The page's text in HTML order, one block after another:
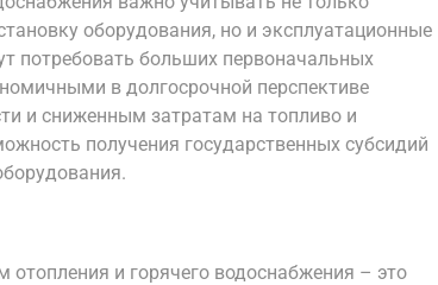
оборудования, но и эксплуатационные
потребовать больших первоначальных
в долгосрочной перспективе
и сниженным затратам на топливо и
получения государственных субсидий
и горячего водоснабжения – это